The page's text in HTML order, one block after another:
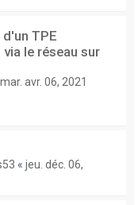
TPE
le réseau sur
mar. avr. 06, 2021
« jeu. déc. 06,